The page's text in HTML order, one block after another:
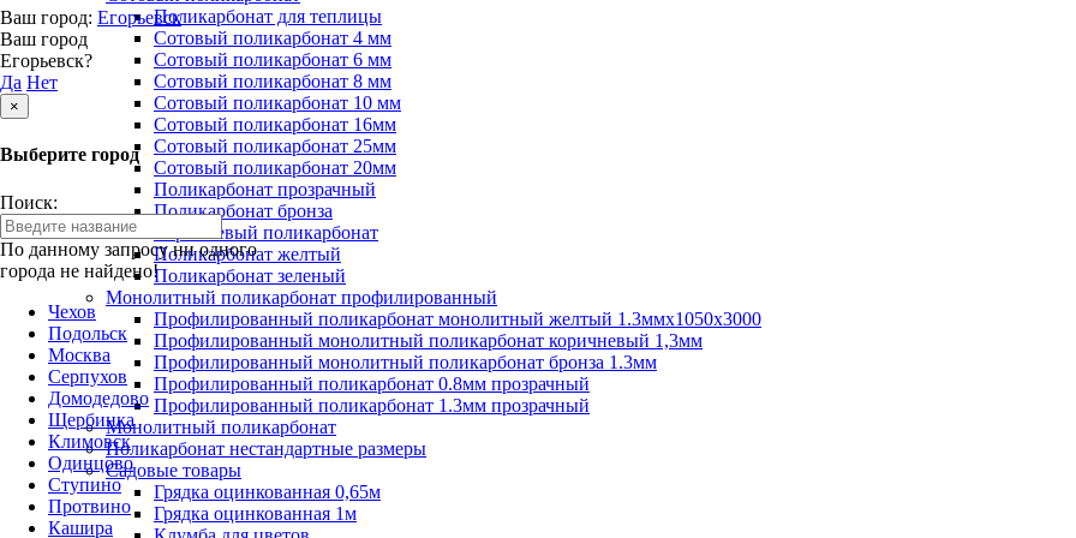
Ваш город: Егорьевск
Ваш город
Егорьевск?
Да Нет
×
Выберите город
Поиск:
По данному запросу ни одного
города не найдено!
Чехов
Подольск
Москва
Серпухов
Домодедово
Щербинка
Климовск
Одинцово
Ступино
Протвино
Кашира
Поликарбонат для теплицы
Сотовый поликарбонат 4 мм
Сотовый поликарбонат 6 мм
Сотовый поликарбонат 8 мм
Сотовый поликарбонат 10 мм
Сотовый поликарбонат 16мм
Сотовый поликарбонат 25мм
Сотовый поликарбонат 20мм
Поликарбонат прозрачный
Поликарбонат бронза
Коричневый поликарбонат
Поликарбонат желтый
Поликарбонат зеленый
Монолитный поликарбонат профилированный
Профилированный поликарбонат монолитный желтый 1.3ммх1050х3000
Профилированный монолитный поликарбонат коричневый 1,3мм
Профилированный монолитный поликарбонат бронза 1.3мм
Профилированный поликарбонат 0.8мм прозрачный
Профилированный поликарбонат 1.3мм прозрачный
Монолитный поликарбонат
Поликарбонат нестандартные размеры
Садовые товары
Грядка оцинкованная 0,65м
Грядка оцинкованная 1м